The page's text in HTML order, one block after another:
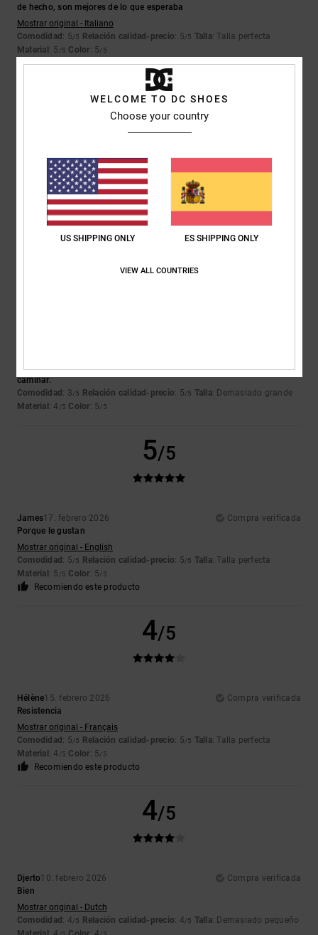
de hecho, son mejores de lo que esperaba
Mostrar original - Italiano
Comodidad : 5/5 Relación calidad-precio: 5/5 Talla: Talla perfecta
Material : 5 /5 Color: 5/5
Recomiendo este producto
4/5
SAMUEL26. febrero 2026
Compra verificada
Unos zapatos infantiles resistentes y de buena calidad
Mostrar original - English
Comodidad: 5/5 Relación calidad-precio
Recomiendo este producto
Es precioso y con mucha onda pero no se adapta bien a mi manera de
caminar.
Comodidad : 3/5 Relación calidad-precio: 5/5 Talla: Demasiado grande
Material : 4 /5 Color: 5/5
5/5
James17. febrero 2026
Compra verificada
Porque le gustan
Mostrar original - English
Comodidad : 5/5 Relación calidad-precio: 5/5 Talla: Talla perfecta
Material : 5 /5 Color: 5/5
Recomiendo este producto
4/5
Hélène15. febrero 2026
Compra verificada
Resistencia
Mostrar original - Français
Comodidad : 5/5 Relación calidad-precio: 5/5 Talla: Talla perfecta
Material : 4 /5 Color: 5/5
Recomiendo este producto
4/5
Djerto10. febrero 2026
Compra verificada
Bien
Mostrar original - Dutch
Comodidad : 4/5 Relación calidad-precio: 4/5 Talla: Demasiado pequeño
WELCOME TO DC SHOES
Choose your country
US SHIPPING ONLY ES SHIPPING ONLY
VIEW ALL COUNTRIES